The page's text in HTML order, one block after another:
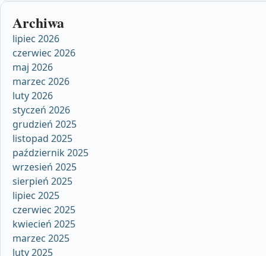
Archiwa
lipiec 2026
czerwiec 2026
maj 2026
marzec 2026
luty 2026
styczeń 2026
grudzień 2025
listopad 2025
październik 2025
wrzesień 2025
sierpień 2025
lipiec 2025
czerwiec 2025
kwiecień 2025
marzec 2025
luty 2025